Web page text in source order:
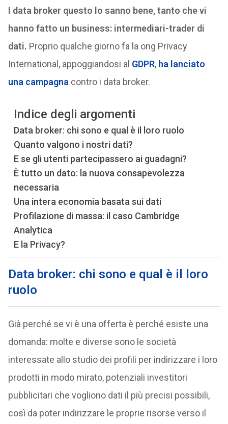
I data broker questo lo sanno bene, tanto che vi
hanno fatto un business: intermediari-trader di
dati. Proprio qualche giorno fa la ong Privacy
International, appoggiandosi al GDPR,ha lanciato
una campagna contro i data broker.
Indice degli argomenti
Data broker: chi sono e qual è il loro ruolo
Quanto valgono i nostri dati?
E se gli utenti partecipassero ai guadagni?
È tutto un dato: la nuova consapevolezza
necessaria
Una intera economia basata sui dati
Profilazione di massa: il caso Cambridge
Analytica
E la Privacy?
Data broker: chi sono e qual è il loro
ruolo
Già perché se vi è una offerta è perché esiste una
domanda: molte e diverse sono le società
interessate allo studio dei profili per indirizzare i loro
prodotti in modo mirato, potenziali investitori
pubblicitari che vogliono dati il più precisi possibili,
così da poter indirizzare le proprie risorse verso il